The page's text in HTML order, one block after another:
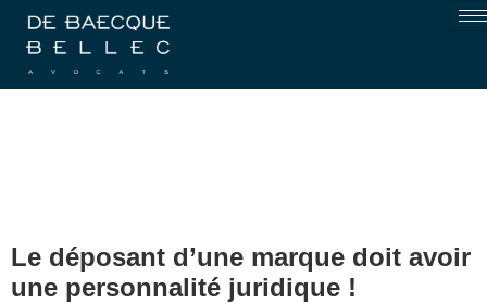
Le déposant d’une marque doit avoir
une personnalité juridique !